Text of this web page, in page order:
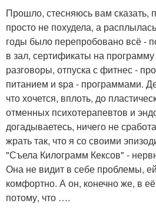
Прошло, стесняюсь вам сказать,
просто не похудела, а
годы было перепробовано всё -
в зал, сертификаты на
разговоры, отпуска с фитнес -
питанием и spa - программами.
что хочется, вплоть, до
отменных психотерапевтов и
догадываетесь, ничего не
жрать так, что я со своими
"Съела Килограмм Кексов" -
Она не видит в себе проблемы,
комфортно. А он, конечно же, в её
потому, что ….